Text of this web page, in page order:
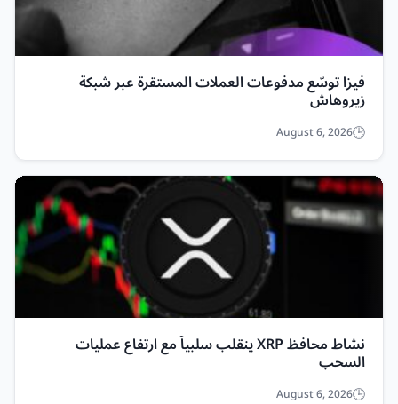
فيزا توسّع مدفوعات العملات المستقرة عبر شبكة
زيروهاش
August 6, 2026
نشاط محافظ XRP ينقلب سلبياً مع ارتفاع عمليات
السحب
August 6, 2026